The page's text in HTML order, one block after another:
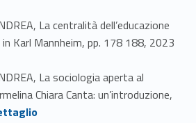
La centralità dell’educazione
Karl Mannheim, pp. 178 188, 2023
La sociologia aperta al
Chiara Canta: un’introduzione,